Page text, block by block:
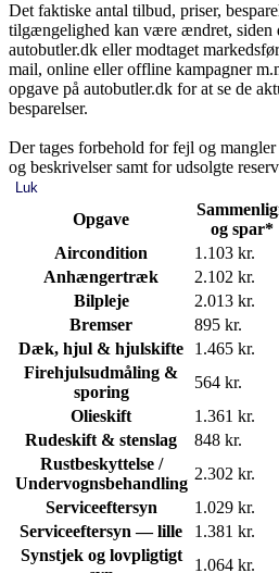
Det faktiske antal tilbud, priser,
tilgængelighed kan være ændret, siden
autobutler.dk eller modtaget
mail, online eller offline kampagner
opgave på autobutler.dk for at se de
besparelser.
Der tages forbehold for fejl og
og beskrivelser samt for udsolgte
Luk
Opgave
og spar*
Aircondition
1.103 kr.
Anhængertræk
2.102 kr.
Bilpleje
2.013 kr.
Bremser
895 kr.
Dæk, hjul & hjulskifte
1.465 kr.
Firehjulsudmåling &
sporing
564 kr.
Olieskift
1.361 kr.
Rudeskift & stenslag
848 kr.
Rustbeskyttelse /
Undervognsbehandling
2.302 kr.
Serviceeftersyn
1.029 kr.
Serviceeftersyn — lille
1.381 kr.
Synstjek og lovpligtigt
1.064 kr.